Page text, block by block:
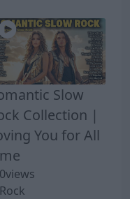
Slow
Collection |
You for All
0views
Rock